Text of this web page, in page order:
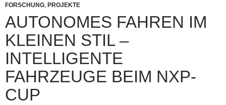
FORSCHUNG, PROJEKTE
AUTONOMES FAHREN IM
KLEINEN STIL –
INTELLIGENTE
FAHRZEUGE BEIM NXP-
CUP